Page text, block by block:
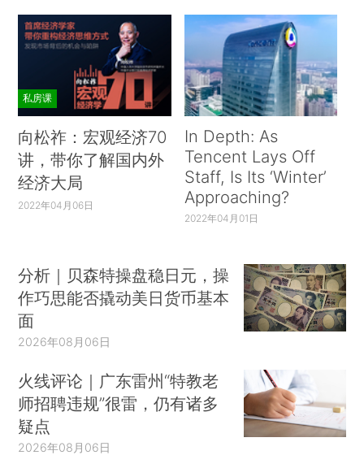
私房课
向松祚：宏观经济70
讲，带你了解国内外
经济大局
2022年04月06日
In Depth: As
Tencent Lays Off
Staff, Is Its ‘Winter’
Approaching?
2022年04月01日
分析｜贝森特操盘稳日元，操
作巧思能否撬动美日货币基本
面
2026年08月06日
火线评论｜广东雷州“特教老
师招聘违规”很雷，仍有诸多
疑点
2026年08月06日